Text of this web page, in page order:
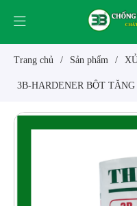
Trang chủ / Sản phẩm /
3B-HARDENER BỘT